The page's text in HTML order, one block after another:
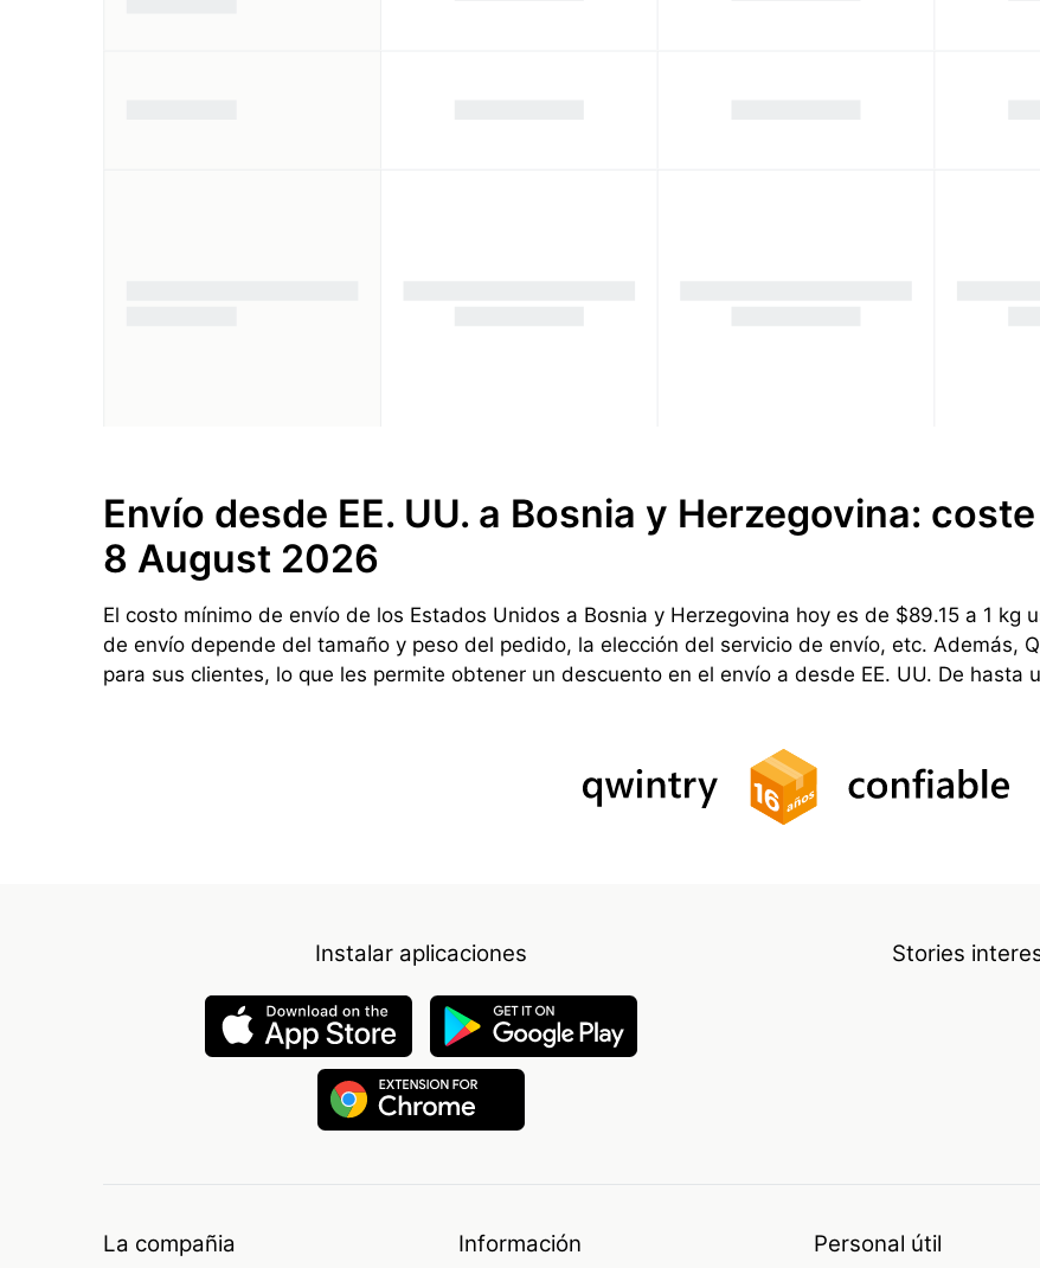
Envío desde EE. UU. a Bosnia y Herzegovina:
8 August 2026
El costo mínimo de envío de los Estados Unidos a Bosnia y Herzegovina hoy es de $89.15 a 1 kg
de envío depende del tamaño y peso del pedido, la elección del servicio de envío, etc. Además,
para sus clientes, lo que les permite obtener un descuento en el envío a desde EE. UU. De hasta
Instalar aplicaciones Stories
La compañia Información Personal útil